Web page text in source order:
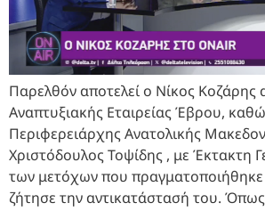
Παρελθόν αποτελεί ο Νίκος
Αναπτυξιακής Εταιρείας Έβρου,
Περιφερειάρχης Ανατολικής
Χριστόδουλος Τοψίδης , με Έκτακτη
των μετόχων που
ζήτησε την αντικατάστασή του.